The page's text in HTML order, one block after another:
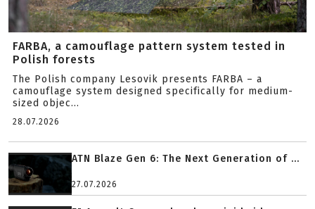
FARBA, a camouflage pattern system tested in
Polish forests
The Polish company Lesovik presents FARBA – a
camouflage system designed specifically for medium-
sized objec...
28.07.2026
ATN Blaze Gen 6: The Next Generation of ...
27.07.2026